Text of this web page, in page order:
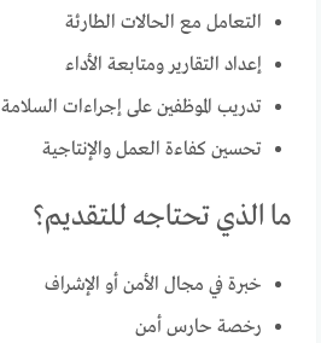
التعامل مع الحالات الطارئة
إعداد التقارير ومتابعة الأداء
تدريب الموظفين على إجراءات السلامة
تحسين كفاءة العمل والإنتاجية
ما الذي تحتاجه للتقديم؟
خبرة في مجال الأمن أو الإشراف
رخصة حارس أمن